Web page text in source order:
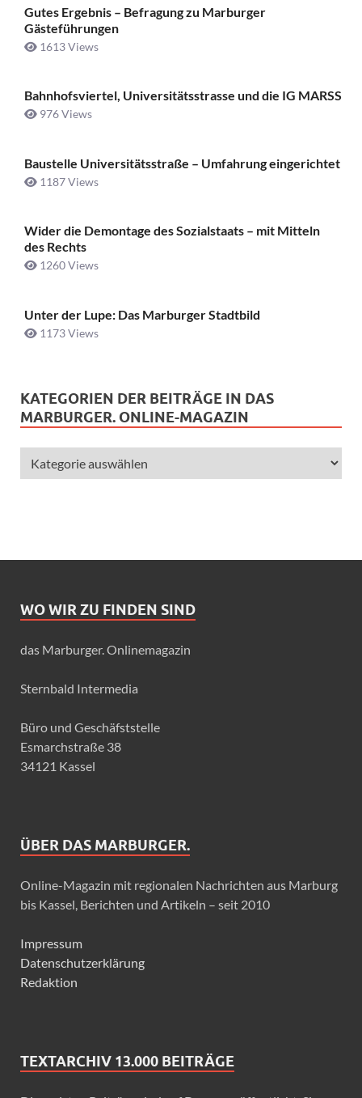
Gutes Ergebnis – Befragung zu Marburger
Gästeführungen
1613 Views
Bahnhofsviertel, Universitätsstrasse und die IG MARSS
976 Views
Baustelle Universitätsstraße ­– Umfahrung eingerichtet
1187 Views
Wider die Demontage des Sozialstaats – mit Mitteln
des Rechts
1260 Views
Unter der Lupe: Das Marburger Stadtbild
1173 Views
KATEGORIEN DER BEITRÄGE IN DAS
MARBURGER. ONLINE-MAGAZIN
WO WIR ZU FINDEN SIND
das Marburger. Onlinemagazin
Sternbald Intermedia
Büro und Geschäfststelle
Esmarchstraße 38
34121 Kassel
ÜBER DAS MARBURGER.
Online-Magazin mit regionalen Nachrichten aus Marburg
bis Kassel, Berichten und Artikeln – seit 2010
Impressum
Datenschutzerklärung
Redaktion
TEXTARCHIV 13.000 BEITRÄGE